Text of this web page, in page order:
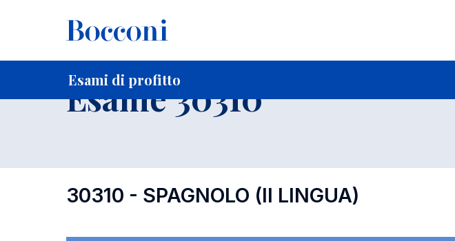
Esami di profitto
Home Per studenti iscritti
Esame 30310
30310 - SPAGNOLO (II LINGUA)